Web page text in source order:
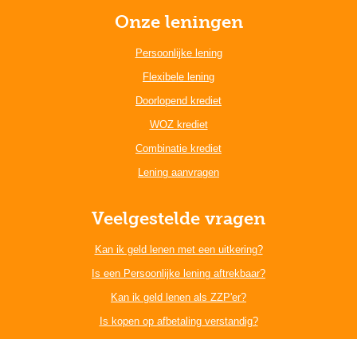
Onze leningen
Persoonlijke lening
Flexibele lening
Doorlopend krediet
WOZ krediet
Combinatie krediet
Lening aanvragen
Veelgestelde vragen
Kan ik geld lenen met een uitkering?
Is een Persoonlijke lening aftrekbaar?
Kan ik geld lenen als ZZP'er?
Is kopen op afbetaling verstandig?